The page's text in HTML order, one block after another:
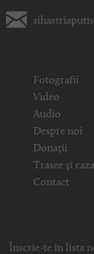
Fotografii
Video
Audio
Despre noi
Donații
Trasee și
Contact
Înscrie-te în lista